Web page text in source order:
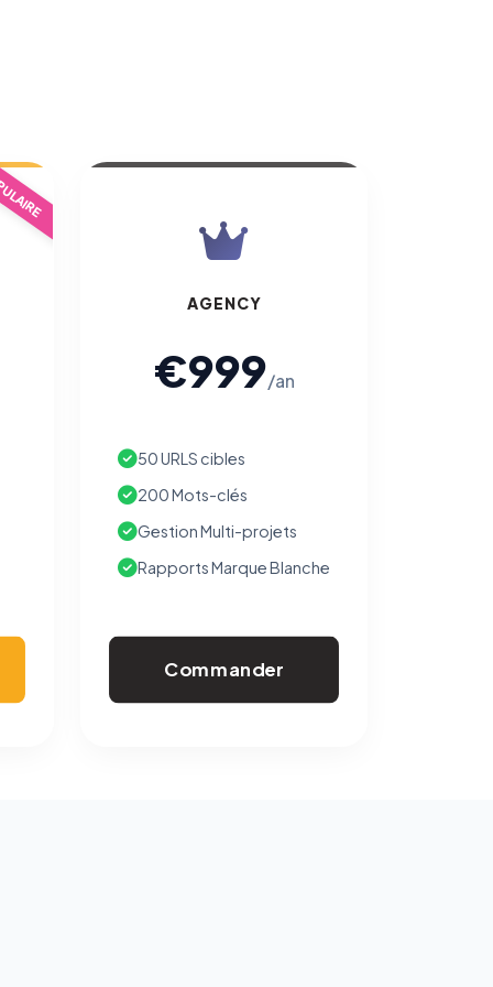
AGENCY
€999/an
50 URLS cibles
200 Mots-clés
Gestion Multi-projets
Rapports Marque Blanche
Commander